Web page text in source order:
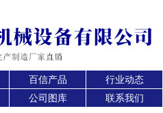
百信产品
行业动态
公司图库 联系我们